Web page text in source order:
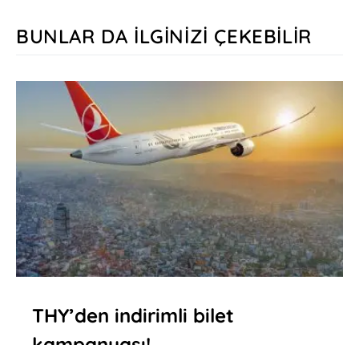
BUNLAR DA İLGINIZI ÇEKEBILIR
THY’den indirimli bilet